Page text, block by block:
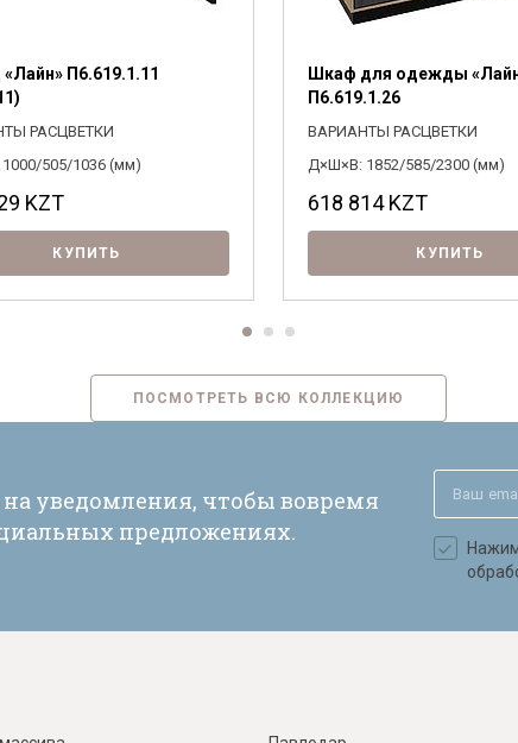
П6.619.1.11
РАСЦВЕТКИ
505/1036 (мм)
KZT
КУПИТЬ
Шкаф для одежды
П6.619.1.26
ВАРИАНТЫ РАСЦВЕТКИ
Д×Ш×В: 1852/585/2300 (мм)
618 814KZT
КУПИТЬ
ПОСМОТРЕТЬ ВСЮ КОЛЛЕКЦИЮ
уведомления, чтобы вовремя
предложениях.